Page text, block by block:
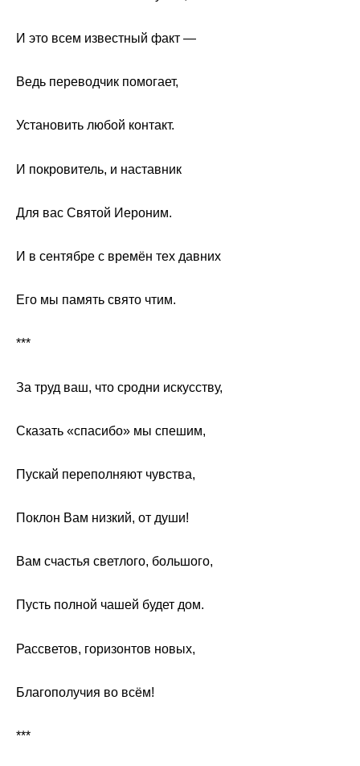
И это всем известный факт —
Ведь переводчик помогает,
Установить любой контакт.
И покровитель, и наставник
Для вас Святой Иероним.
И в сентябре с времён тех давних
Его мы память свято чтим.
***
За труд ваш, что сродни искусству,
Сказать «спасибо» мы спешим,
Пускай переполняют чувства,
Поклон Вам низкий, от души!
Вам счастья светлого, большого,
Пусть полной чашей будет дом.
Рассветов, горизонтов новых,
Благополучия во всём!
***